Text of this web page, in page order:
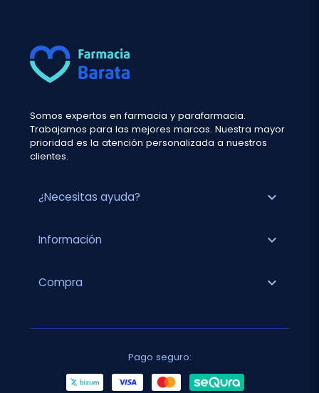
Somos expertos en farmacia y parafarmacia.
Trabajamos para las mejores marcas. Nuestra mayor
prioridad es la atención personalizada a nuestros
clientes.
¿Necesitas ayuda? expand_more
Información expand_more
Compra expand_more
Pago seguro: